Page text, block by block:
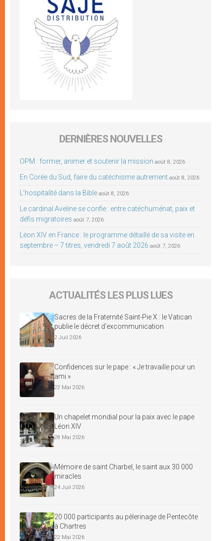
DERNIÈRES NOUVELLES
OPM : former, animer et soutenir la mission août 8, 2026
En Corée du Sud, faire du catéchisme autrement août 8, 2026
L’hospitalité dans la Bible août 8, 2026
Le cardinal Aveline se confie : entre catéchuménat, paix et
défis migratoires août 7, 2026
Léon XIV en France : le programme détaillé de sa visite en
septembre – 7 titres, vendredi 7 août 2026 août 7, 2026
ACTUALITÉS LES PLUS LUES
Sacres de la Fraternité Saint-Pie X : le Vatican
publie le décret d’excommunication
2 Juil 2026
Confidences sur le pape : « Je travaille pour un
ami »
22 Mai 2026
Un chapelet mondial pour la paix avec le pape
Léon XIV
28 Mai 2026
Mémoire de saint Charbel, le saint aux 30 000
miracles
24 Juil 2026
20 000 participants au pèlerinage de Pentecôte
à Chartres
22 Mai 2026